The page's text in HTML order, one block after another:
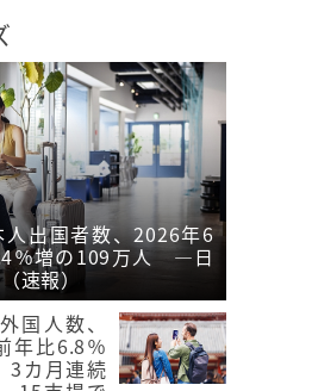
人出国者数、2026年6
％増の109万人 ―日
速報）
国人数、
年比6.8％
3カ月連続